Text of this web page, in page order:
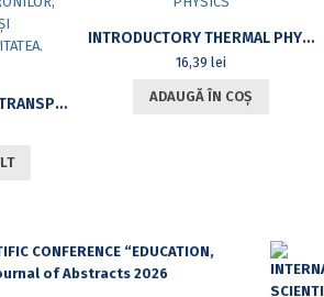
FIZICA STĂRII SOLIDE. TRANSPORTUL ELECTRONILOR, MAGNETISMUL ȘI SUPRACONDUCTIBILITATEA. PARTEA I
INTRODUCTORY THERMAL PHYSICS
16,39 lei
ADAUGĂ ÎN COȘ
CONFERENCE “EDUCATION,
of Abstracts 2026